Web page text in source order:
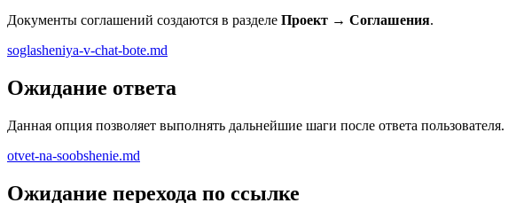
Документы соглашений создаются в разделе Проект → Соглашения.
soglasheniya-v-chat-bote.md
Ожидание ответа
Данная опция позволяет выполнять дальнейшие шаги после ответа пользователя.
otvet-na-soobshenie.md
Ожидание перехода по ссылке